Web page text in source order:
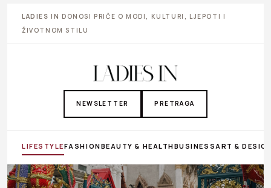
LADIES IN DONOSI PRIČE O MODI, KULTURI, LJEPOTI I
ŽIVOTNOM STILU
NEWSLETTER PRETRAGA
LIFESTYLEFASHIONBEAUTY & HEALTHBUSINESS ART &